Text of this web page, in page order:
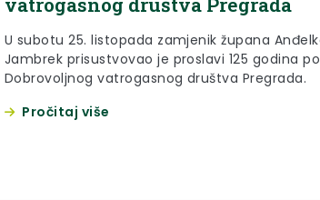
U subotu 25. listopada zamjenik župana
Jambrek prisustvovao je proslavi 125 godina
Dobrovoljnog vatrogasnog društva Pregrada.
Pročitaj više